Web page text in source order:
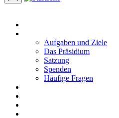
Aufgaben und Ziele
Das Präsidium
Satzung
Spenden
Häufige Fragen